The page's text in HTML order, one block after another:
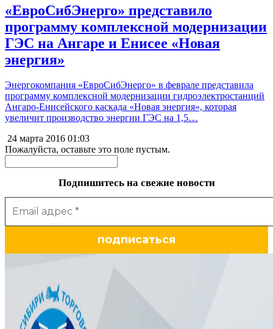
«ЕвроСибЭнерго» представило
программу комплексной модернизации
ГЭС на Ангаре и Енисее «Новая
энергия»
Энергокомпания «ЕвроСибЭнерго» в феврале представила
программу комплексной модернизации гидроэлектростанций
Ангаро-Енисейского каскада «Новая энергия», которая
увеличит производство энергии ГЭС на 1,5…
24 марта 2016 01:03
Пожалуйста, оставьте это поле пустым.
Подпишитесь на свежие новости